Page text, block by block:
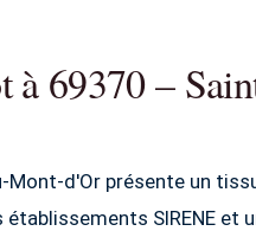
à 69370 –
Mont-d'Or présente un
SIRENE